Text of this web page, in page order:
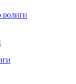
ролиги